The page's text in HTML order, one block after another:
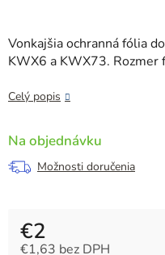
Vonkajšia ochranná fólia
KWX6 a KWX73.
Celý popis
Na objednávku
Možnosti doručenia
€2
€1,63 bez DPH